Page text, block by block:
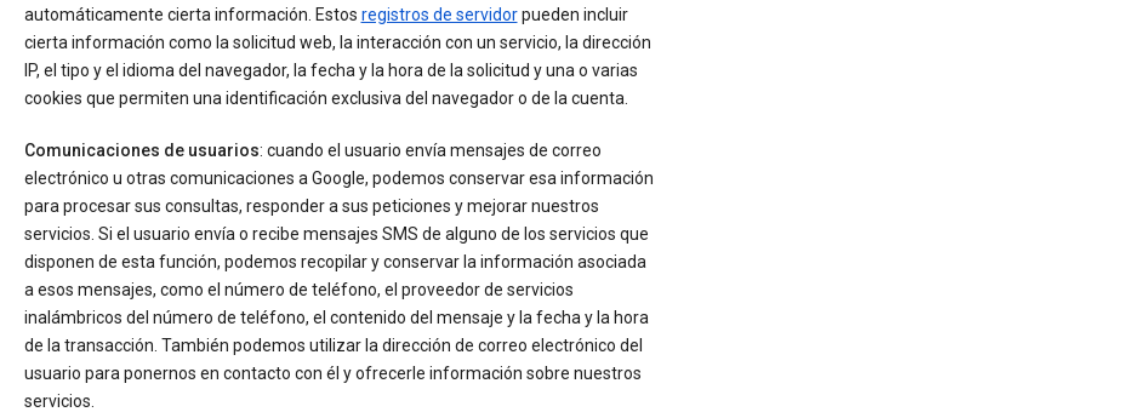
automáticamente cierta información. Estos registros de servidorpueden incluir
cierta información como la solicitud web, la interacción con un servicio, la dirección
IP, el tipo y el idioma del navegador, la fecha y la hora de la solicitud y una o varias
cookies que permiten una identificación exclusiva del navegador o de la cuenta.
Comunicaciones de usuarios: cuando el usuario envía mensajes de correo
electrónico u otras comunicaciones a Google, podemos conservar esa información
para procesar sus consultas, responder a sus peticiones y mejorar nuestros
servicios. Si el usuario envía o recibe mensajes SMS de alguno de los servicios que
disponen de esta función, podemos recopilar y conservar la información asociada
a esos mensajes, como el número de teléfono, el proveedor de servicios
inalámbricos del número de teléfono, el contenido del mensaje y la fecha y la hora
de la transacción. También podemos utilizar la dirección de correo electrónico del
usuario para ponernos en contacto con él y ofrecerle información sobre nuestros
servicios.